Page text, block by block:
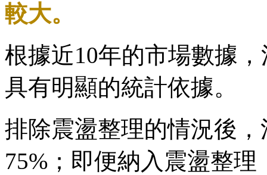
較大。
根據近10年的市場數據
具有明顯的統計依據。
排除震盪整理的情況後
75%；即便納入震盪整